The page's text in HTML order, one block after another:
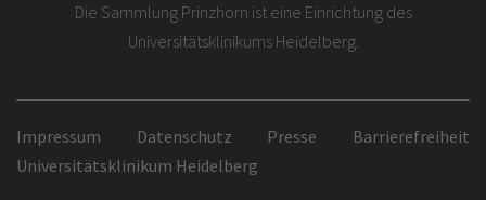
Die Sammlung Prinzhorn ist eine Einrichtung des
Universitätsklinikums Heidelberg.
Impressum Datenschutz Presse
Barrierefreiheit
Universitätsklinikum Heidelberg